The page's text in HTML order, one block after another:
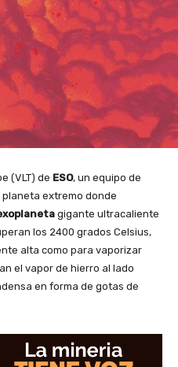
(VLT) de ESO, un equipo de
extremo donde
gigante ultracaliente
los 2400 grados Celsius,
alta como para vaporizar
el vapor de hierro al lado
en forma de gotas de